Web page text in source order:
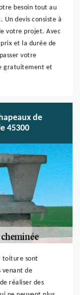
besoin tout au
Un devis consiste à
votre projet. Avec
et la durée de
votre
gratuitement et
de
45300
toiture sont
venant de
réaliser des